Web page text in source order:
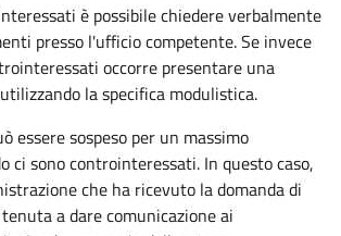
è possibile chiedere verbalmente
presso l'ufficio competente. Se invece
occorre presentare una
la specifica modulistica.
essere sospeso per un massimo
ci sono controinteressati. In questo caso,
che ha ricevuto la domanda di
a dare comunicazione ai